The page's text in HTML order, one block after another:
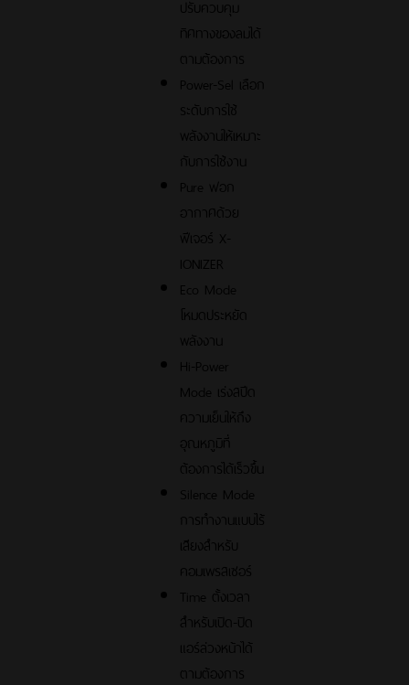
ปรับควบคุม
ทิศทางของลมได้
ตามต้องการ
Power-Sel เลือก
ระดับการใช้
พลังงานให้เหมาะ
กับการใช้งาน
Pure ฟอก
อากาศด้วย
ฟีเจอร์ X-
IONIZER
Eco Mode
โหมดประหยัด
พลังงาน
Hi-Power
Mode เร่งสปีด
ความเย็นให้ถึง
อุณหภูมิที่
ต้องการได้เร็วขึ้น
Silence Mode
การทำงานแบบไร้
เสียงสำหรับ
คอมเพรสเซอร์
Time ตั้งเวลา
สำหรับเปิด-ปิด
แอร์ล่วงหน้าได้
ตามต้องการ